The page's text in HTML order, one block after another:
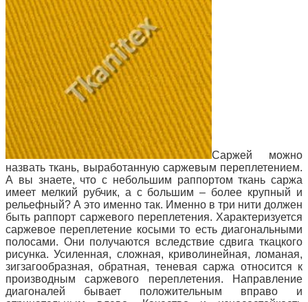
Саржей можно
назвать ткань, выработанную саржевым переплетением.
А вы знаете, что с небольшим раппортом ткань саржа
имеет мелкий рубчик, а с большим – более крупный и
рельефный? А это именно так. Именно в три нити должен
быть раппорт саржевого переплетения. Характеризуется
саржевое переплетение косыми то есть диагональными
полосами. Они получаются вследствие сдвига ткацкого
рисунка. Усиленная, сложная, криволинейная, ломаная,
зигзагообразная, обратная, теневая саржа относится к
производным саржевого переплетения. Направление
диагоналей бывает положительным вправо и